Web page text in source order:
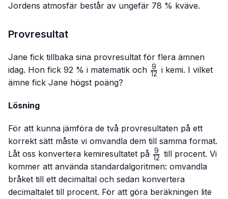
Jordens atmosfär består av ungefär 78 % kväve.
Provresultat
Jane fick tillbaka sina provresultat för flera ämnen
idag. Hon fick 92 % i matematik och \frac{9}
12
9
i kemi. I vilket
ämne fick Jane högst poäng?
Lösning
För att kunna jämföra de två provresultaten på ett
korrekt sätt måste vi omvandla dem till samma format.
Låt oss konvertera kemiresultatet på \frac{9}
{12}
12
9
till procent. Vi
kommer att använda standardalgoritmen: omvandla
bråket till ett decimaltal och sedan konvertera
decimaltalet till procent. För att göra beräkningen lite